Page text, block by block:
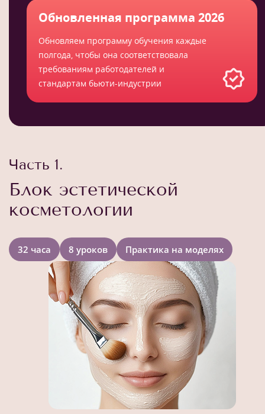
Обновленная программа 2026
Обновляем программу обучения каждые
полгода, чтобы она соответствовала
требованиям работодателей и
стандартам бьюти-индустрии
Часть 1.
Блок эстетической
косметологии
32 часа 8 уроков Практика на моделях